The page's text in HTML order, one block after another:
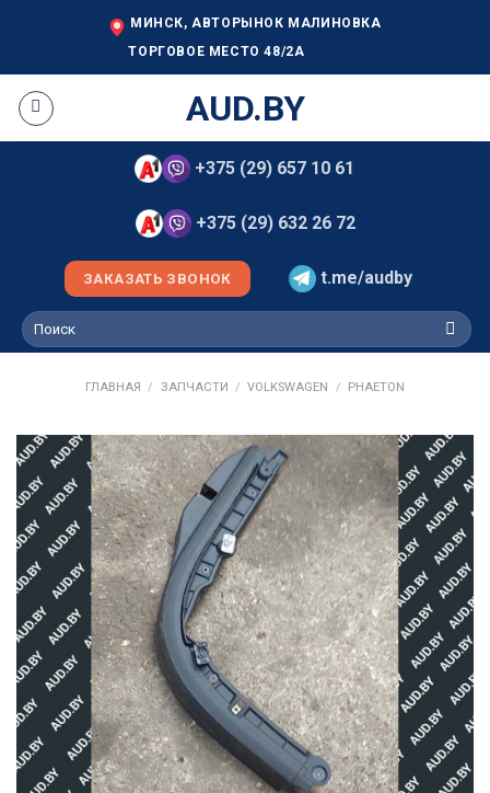
МИНСК, АВТОРЫНОК МАЛИНОВКА
ТОРГОВОЕ МЕСТО 48/2А
AUD.BY
+375 (29) 657 10 61
+375 (29) 632 26 72
ЗАКАЗАТЬ ЗВОНОК t.me/audby
Искать:
ГЛАВНАЯ / ЗАПЧАСТИ / VOLKSWAGEN / PHAETON